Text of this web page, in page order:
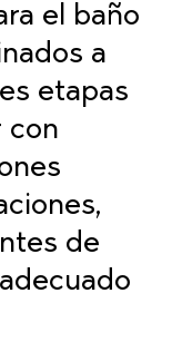
el baño
a
etapas
con
de